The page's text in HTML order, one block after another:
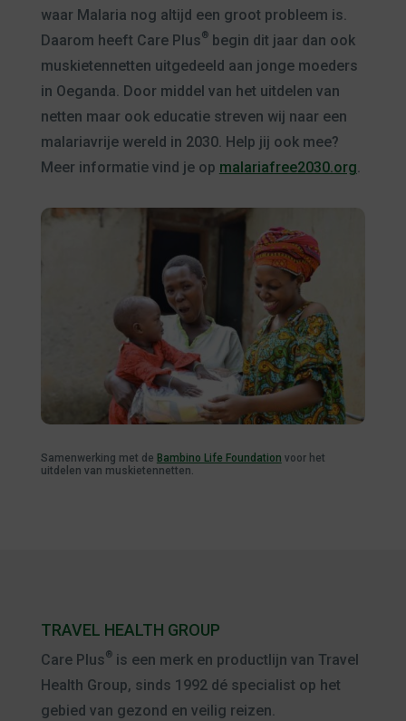
waar Malaria nog altijd een groot probleem is.
Daarom heeft Care Plus®begin dit jaar dan ook
muskietennetten uitgedeeld aan jonge moeders
in Oeganda. Door middel van het uitdelen van
netten maar ook educatie streven wij naar een
malariavrije wereld in 2030. Help jij ook mee?
Meer informatie vind je op malariafree2030.org.
Samenwerking met de Bambino Life Foundation voor het
uitdelen van muskietennetten.
TRAVEL HEALTH GROUP
Care Plus®is een merk en productlijn van Travel
Health Group, sinds 1992 dé specialist op het
gebied van gezond en veilig reizen.